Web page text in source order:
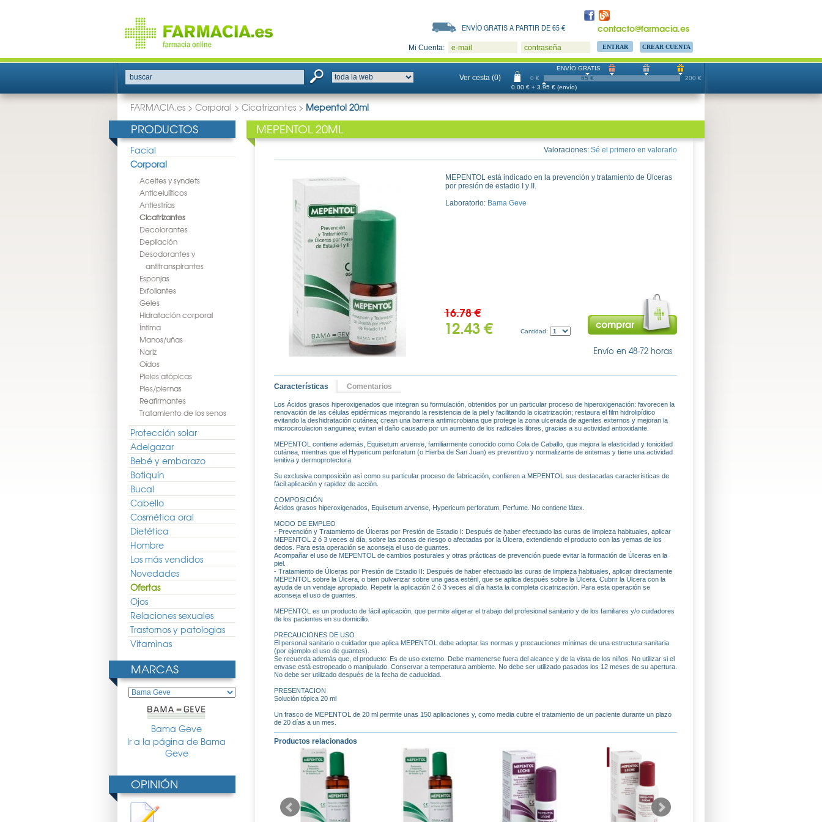
contacto@farmacia.es
ENVÍO GRATIS A PARTIR DE 65 €
Mi Cuenta: e-mail contraseña CREAR CUENTA
buscar Ver cesta (0) 0 € 200 €
ENVÍO GRATIS
65 €
0.00 € + 3.95 € (envío)
FARMACIA.es > Corporal > Cicatrizantes > Mepentol 20ml
PRODUCTOS
Facial
Corporal
Aceites y syndets
Anticelulíticos
Antiestrías
Cicatrizantes
Decolorantes
Depilación
Desodorantes y
antitranspirantes
Esponjas
Exfoliantes
Geles
Hidratación corporal
Íntima
Manos/uñas
Nariz
Oídos
Pieles atópicas
Pies/piernas
Reafirmantes
Tratamiento de los senos
Protección solar
Adelgazar
Bebé y embarazo
Botiquín
Bucal
Cabello
Cosmética oral
Dietética
Hombre
Los más vendidos
Novedades
Ofertas
Ojos
Relaciones sexuales
Trastornos y patologias
Vitaminas
MARCAS
Bama Geve
Ir a la página de Bama
Geve
OPINIÓN
MEPENTOL 20ML
Valoraciones: Sé el primero en valorarlo
MEPENTOL está indicado en la prevención y tratamiento de Úlceras
por presión de estadio I y II.
Laboratorio: Bama Geve
16.78 €
12.43 € Cantidad:
Envío en 48-72 horas
Características Comentarios
Los Ácidos grasos hiperoxigenados que integran su formulación, obtenidos por un particular proceso de hiperoxigenación: favorecen la
renovación de las células epidérmicas mejorando la resistencia de la piel y facilitando la cicatrización; restaura el film hidrolipídico
evitando la deshidratación cutánea; crean una barrera antimicrobiana que protege la zona ulcerada de agentes externos y mejoran la
microcirculacion sanguinea; evitan el daño causado por un aumento de los radicales libres, gracias a su actividad antioxidante.
MEPENTOL contiene además, Equisetum arvense, familiarmente conocido como Cola de Caballo, que mejora la elasticidad y tonicidad
cutánea, mientras que el Hypericum perforatum (o Hierba de San Juan) es preventivo y normalizante de eritemas y tiene una actividad
lenitiva y dermoprotectora.
Su exclusiva composición así como su particular proceso de fabricación, confieren a MEPENTOL sus destacadas características de
fácil aplicación y rapidez de acción.
COMPOSICIÓN
Ácidos grasos hiperoxigenados, Equisetum arvense, Hypericum perforatum, Perfume. No contiene látex.
MODO DE EMPLEO
- Prevención y Tratamiento de Úlceras por Presión de Estadio I: Después de haber efectuado las curas de limpieza habituales, aplicar
MEPENTOL 2 ó 3 veces al día, sobre las zonas de riesgo o afectadas por la Úlcera, extendiendo el producto con las yemas de los
dedos. Para esta operación se aconseja el uso de guantes.
Acompañar el uso de MEPENTOL de cambios posturales y otras prácticas de prevención puede evitar la formación de Úlceras en la
piel.
- Tratamiento de Úlceras por Presión de Estadio II: Después de haber efectuado las curas de limpieza habituales, aplicar directamente
MEPENTOL sobre la Úlcera, o bien pulverizar sobre una gasa estéril, que se aplica después sobre la Úlcera. Cubrir la Úlcera con la
ayuda de un vendaje apropiado. Repetir la aplicación 2 ó 3 veces al día hasta la completa cicatrización. Para esta operación se
aconseja el uso de guantes.
MEPENTOL es un producto de fácil aplicación, que permite aligerar el trabajo del profesional sanitario y de los familiares y/o cuidadores
de los pacientes en su domicilio.
PRECAUCIONES DE USO
El personal sanitario o cuidador que aplica MEPENTOL debe adoptar las normas y precauciones mínimas de una estructura sanitaria
(por ejemplo el uso de guantes).
Se recuerda además que, el producto: Es de uso externo. Debe mantenerse fuera del alcance y de la vista de los niños. No utilizar si el
envase está estropeado o manipulado. Conservar a temperatura ambiente. No debe ser utilizado pasados los 12 meses de su apertura.
No debe ser utilizado después de la fecha de caducidad.
PRESENTACION
Solución tópica 20 ml
Un frasco de MEPENTOL de 20 ml permite unas 150 aplicaciones y, como media cubre el tratamiento de un paciente durante un plazo
de 20 días a un mes.
Productos relacionados